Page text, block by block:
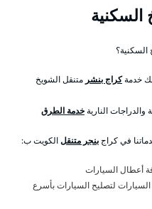
السكنية
لك خدمةكراج بنشر متنقل الشويخ
الناريةخدمة الطرق
في كراج بنجر متنقلالكويت ب:
أعطال السيارات
لتصليح السيارات بأسرع